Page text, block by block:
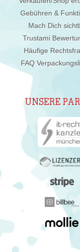
Gebühren &
Mach Dich
Trustami
Häufige
FAQ
UNSERE